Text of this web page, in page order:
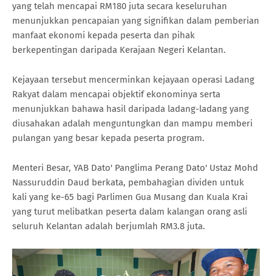
yang telah mencapai RM180 juta secara keseluruhan
menunjukkan pencapaian yang signifikan dalam pemberian
manfaat ekonomi kepada peserta dan pihak
berkepentingan daripada Kerajaan Negeri Kelantan.
Kejayaan tersebut mencerminkan kejayaan operasi Ladang
Rakyat dalam mencapai objektif ekonominya serta
menunjukkan bahawa hasil daripada ladang-ladang yang
diusahakan adalah menguntungkan dan mampu memberi
pulangan yang besar kepada peserta program.
Menteri Besar, YAB Dato' Panglima Perang Dato' Ustaz Mohd
Nassuruddin Daud berkata, pembahagian dividen untuk
kali yang ke-65 bagi Parlimen Gua Musang dan Kuala Krai
yang turut melibatkan peserta dalam kalangan orang asli
seluruh Kelantan adalah berjumlah RM3.8 juta.